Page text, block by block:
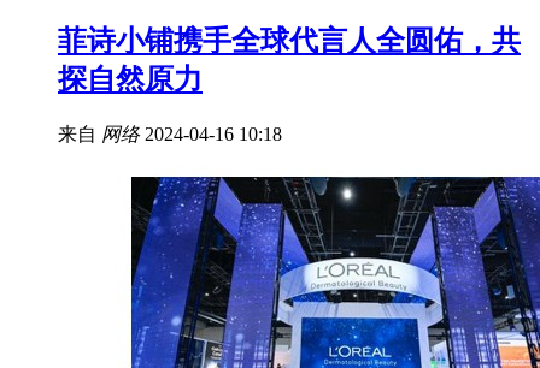
菲诗小铺携手全球代言人全圆佑，共
探自然原力
来自 网络 2024-04-16 10:18